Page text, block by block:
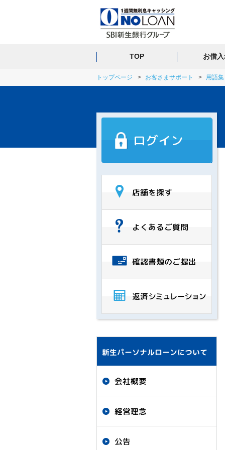
TOP お借
トップページ お客さまサポート 用語集
ログイン
店舗を探す
よくあるご質問
確認書類のご提出
返済シミュレーション
新生パーソナルローンについて
会社概要
経営理念
公告